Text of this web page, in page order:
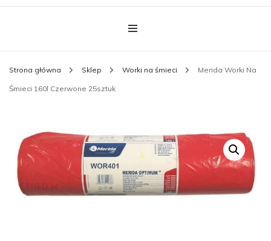
Strona główna Sklep Worki na śmieci Merida Worki Na
Śmieci 160l Czerwone 25sztuk